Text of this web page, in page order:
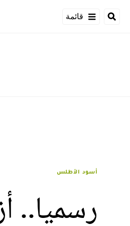
قائمة
أسود الأطلس
رسميا..